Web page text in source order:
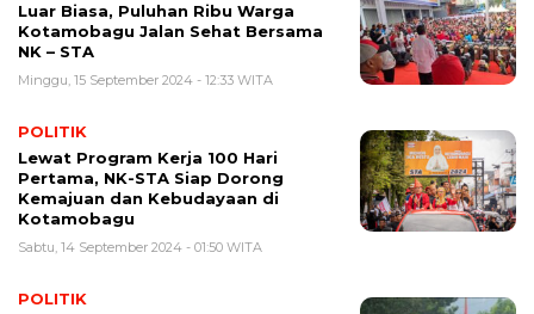
Luar Biasa, Puluhan Ribu Warga
Kotamobagu Jalan Sehat Bersama
NK – STA
Minggu, 15 September 2024 - 12:33 WITA
POLITIK
Lewat Program Kerja 100 Hari
Pertama, NK-STA Siap Dorong
Kemajuan dan Kebudayaan di
Kotamobagu
Sabtu, 14 September 2024 - 01:50 WITA
POLITIK